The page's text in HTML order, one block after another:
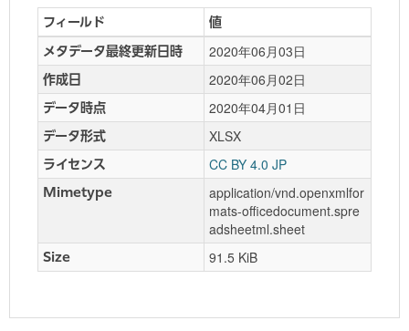
フィールド 値
メタデータ最終更新日時 2020年06月03日
作成日 2020年06月02日
データ時点 2020年04月01日
データ形式 XLSX
ライセンス CC BY 4.0 JP
Mimetype
application/vnd.openxmlfor
mats-officedocument.spre
adsheetml.sheet
Size 91.5 KiB